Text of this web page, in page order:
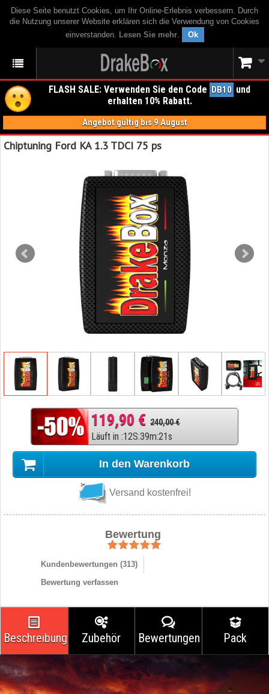
Diese Seite benutzt Cookies, um Ihr Online-Erlebnis verbessern. Durch
die Nutzung unserer Website erklären sich die Verwendung von Cookies
einverstanden. Lesen Sie mehr. Ok
FLASH SALE: Verwenden Sie den Code DB10 und
erhalten 10% Rabatt.
Angebot gültig bis 9 August
Chiptuning Ford KA 1.3 TDCI 75 ps
119,90 € 240,00 €
Läuft in :12S:39m:20s
In den Warenkorb
Versand kostenfrei!
Bewertung
Kundenbewertungen (313)
Bewertung verfassen
Beschreibung Zubehör Bewertungen Pack